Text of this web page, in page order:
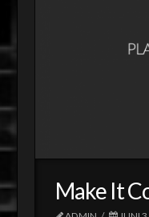
Make It